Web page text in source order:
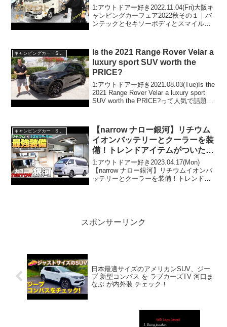
リーとミスティックとかーいんて
りあ高橋とオートワンとレガンス
と西尾張三菱とトーザイアテオ
1:アウトドアー好き2022.11.04(Fri)大阪キ
ャンピングカーフェア2022秋その１｜バ
ンテックとセキソーボディとスマイルフ
張三菱とトーザイアテオって人気で話
題...
キャンピングカー・SUV人気車種
Is the 2021 Range Rover Velar a
luxury sport SUV worth the
PRICE?
1:アウトドアー好き2021.08.03(Tue)Is the
2021 Range Rover Velar a luxury sport
SUV worth the PRICE?って人気で話題ら
【narrow ナロー銀河】リチウム
イオンバッテリーとクーラーを装
備！トレンドアイテムがついた究
極2人旅キャンピングカーをレビ
ュー！【オーエムシー】
1:アウトドアー好き2023.04.17(Mon)
【narrow ナロー銀河】リチウムイオンバ
ッテリーとクーラーを装備！トレンドア
スポンサーリンク
日本最適サイズのアメリカンSUV、ジー
プ 新型コンパス を ラブカーズTV 河口ま
なぶ が内外装 チェック！